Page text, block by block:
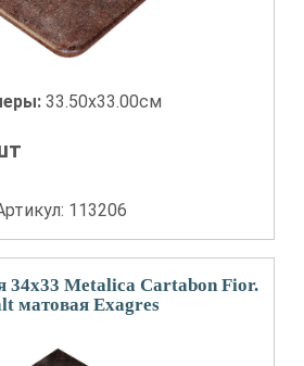
33.50x33.00см
113206
34x33 Metalica Cartabon Fior.
матовая Exagres